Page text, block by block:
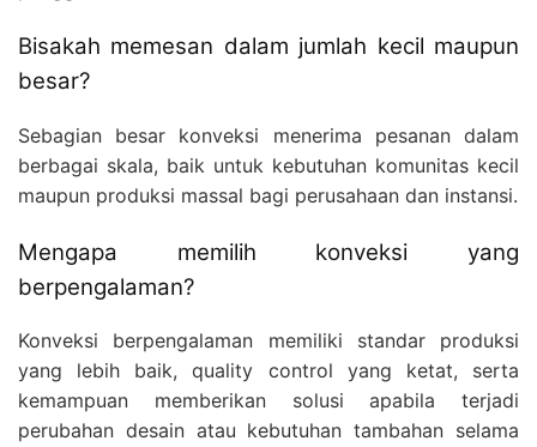
Bisakah memesan dalam jumlah kecil maupun
besar?
Sebagian besar konveksi menerima pesanan dalam
berbagai skala, baik untuk kebutuhan komunitas kecil
maupun produksi massal bagi perusahaan dan instansi.
Mengapa memilih konveksi yang
berpengalaman?
Konveksi berpengalaman memiliki standar produksi
yang lebih baik, quality control yang ketat, serta
kemampuan memberikan solusi apabila terjadi
perubahan desain atau kebutuhan tambahan selama